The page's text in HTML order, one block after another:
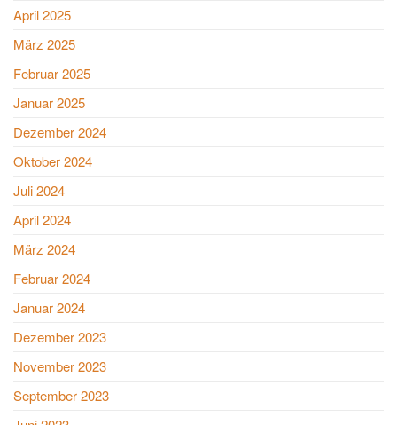
April 2025
März 2025
Februar 2025
Januar 2025
Dezember 2024
Oktober 2024
Juli 2024
April 2024
März 2024
Februar 2024
Januar 2024
Dezember 2023
November 2023
September 2023